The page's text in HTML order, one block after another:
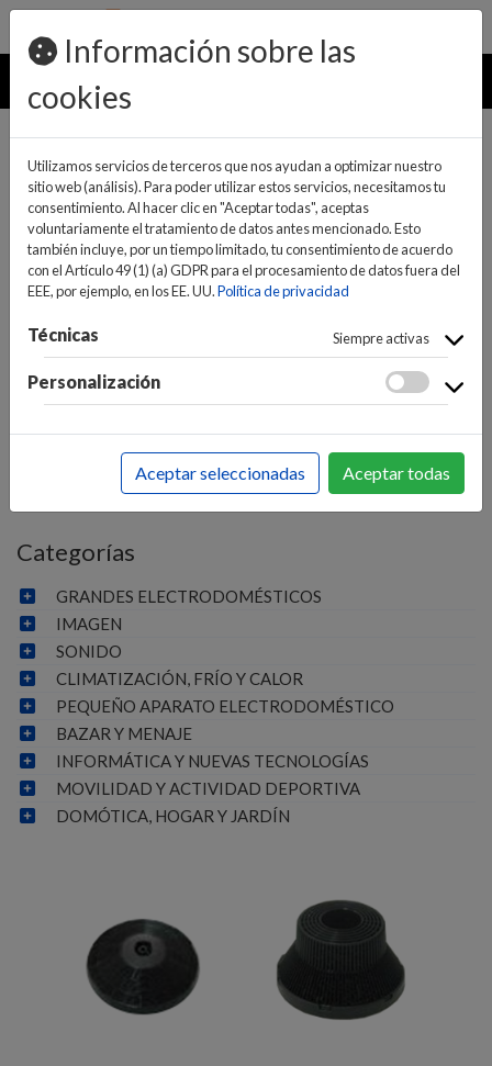
pedidos@ideaelectrodomesticos.com
924 047 836
MENU
INICIO>GRANDES ELECTRODOMÉSTICOS>
ACCESORIOS GRANDES ELECTRODOM.
>
ACCESORIOS
GRANDES ELECTRODOM.
Categorías
GRANDES ELECTRODOMÉSTICOS
IMAGEN
SONIDO
CLIMATIZACIÓN, FRÍO Y CALOR
PEQUEÑO APARATO ELECTRODOMÉSTICO
BAZAR Y MENAJE
INFORMÁTICA Y NUEVAS TECNOLOGÍAS
MOVILIDAD Y ACTIVIDAD DEPORTIVA
DOMÓTICA, HOGAR Y JARDÍN
Información sobre las
cookies
Utilizamos servicios de terceros que nos ayudan a optimizar nuestro
sitio web (análisis). Para poder utilizar estos servicios, necesitamos tu
consentimiento. Al hacer clic en "Aceptar todas", aceptas
voluntariamente el tratamiento de datos antes mencionado. Esto
también incluye, por un tiempo limitado, tu consentimiento de acuerdo
con el Artículo 49 (1) (a) GDPR para el procesamiento de datos fuera del
EEE, por ejemplo, en los EE. UU.Política de privacidad
Técnicas Siempre activas
Personalización
Aceptar seleccionadas Aceptar todas